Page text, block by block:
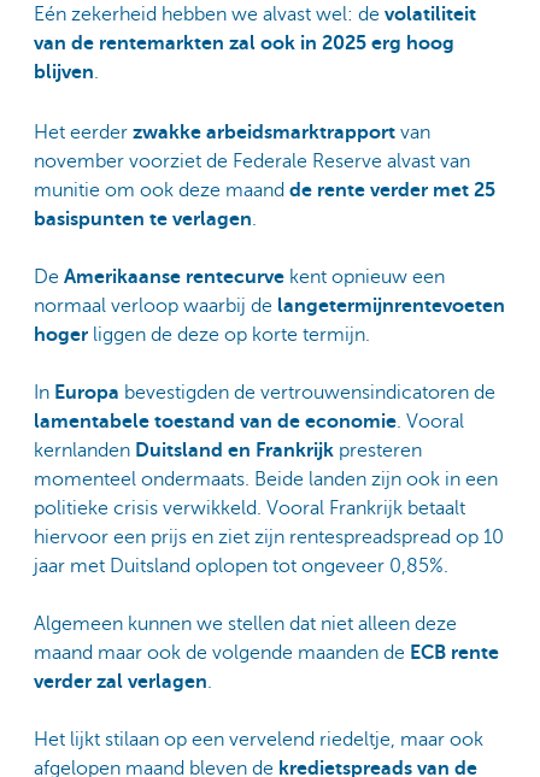
Eén zekerheid hebben we alvast wel: de volatiliteit
van de rentemarkten zal ook in 2025 erg hoog
blijven.
Het eerder zwakke arbeidsmarktrapport van
november voorziet de Federale Reserve alvast van
munitie om ook deze maand de rente verder met 25
basispunten te verlagen.
De Amerikaanse rentecurve kent opnieuw een
normaal verloop waarbij de langetermijnrentevoeten
hoger liggen de deze op korte termijn.
In Europa bevestigden de vertrouwensindicatoren de
lamentabele toestand van de economie. Vooral
kernlanden Duitsland en Frankrijk presteren
momenteel ondermaats. Beide landen zijn ook in een
politieke crisis verwikkeld. Vooral Frankrijk betaalt
hiervoor een prijs en ziet zijn rentespreadspread op 10
jaar met Duitsland oplopen tot ongeveer 0,85%.
Algemeen kunnen we stellen dat niet alleen deze
maand maar ook de volgende maanden de ECB rente
verder zal verlagen.
Het lijkt stilaan op een vervelend riedeltje, maar ook
afgelopen maand bleven de kredietspreads van de